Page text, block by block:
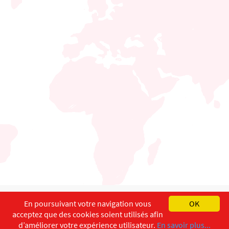
English Français
Copyright ©ISEC-AdW Impressum
OK
En poursuivant votre navigation vous
acceptez que des cookies soient utilisés afin
d’améliorer votre expérience utilisateur. En savoir plus...